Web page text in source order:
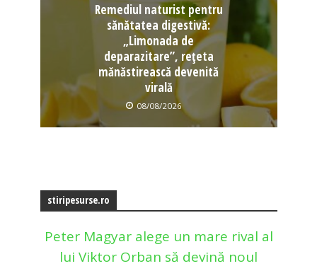
Remediul naturist pentru
sănătatea digestivă:
„Limonada de
deparazitare”, rețeta
mănăstirească devenită
virală
08/08/2026
stiripesurse.ro
Peter Magyar alege un mare rival al
lui Viktor Orban să devină noul